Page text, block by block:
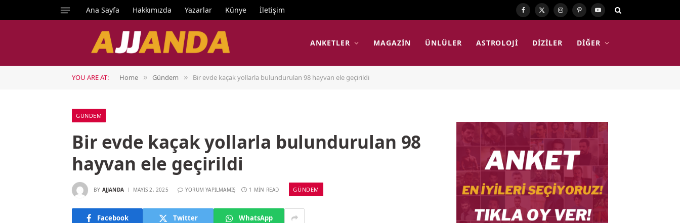
Ana Sayfa Hakkımızda Yazarlar Künye İletişim Facebook
X
Instagram
PinterestYouTube
ANKETLER MAGAZIN ÜNLÜLER ASTROLOJI DIZILER DIĞER
YOU ARE AT: Home » Gündem » Bir evde kaçak yollarla bulundurulan 98 hayvan ele geçirildi
GÜNDEM
Bir evde kaçak yollarla bulundurulan 98
hayvan ele geçirildi
BY AJJANDA MAYIS 2, 2025 YORUM YAPILMAMIŞ 1 MIN READ GÜNDEM
Facebook Twitter WhatsApp